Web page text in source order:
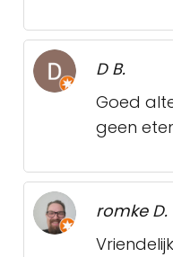
D B.
Goed
geen
romke D.